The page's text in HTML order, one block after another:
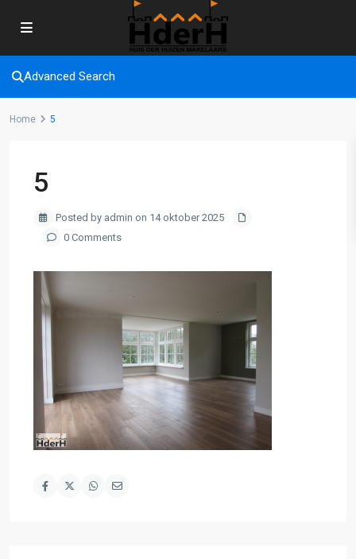
Advanced Search
Home 5
5
Posted by admin on 14 oktober 2025
0 Comments